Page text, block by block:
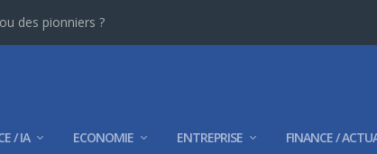
des pionniers ?
/ IA ECONOMIE ENTREPRISE FINANCE /